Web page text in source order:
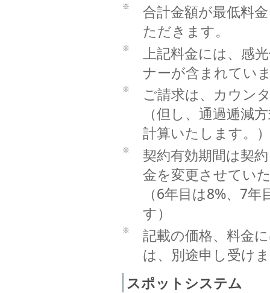
※
合計金額が最低料
ただきます。
※
上記料金には、感
ナーが含まれてい
※
ご請求は、カウン
（但し、通過逓減
計算いたします。）
※
契約有効期間は契
金を変更させてい
（6年目は8%、7
す）
※
記載の価格、料金
は、別途申し受け
スポットシステム